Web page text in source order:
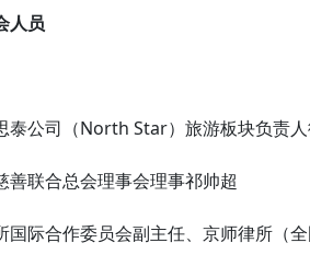
人员
泰公司（North Star）旅游板块负责
善联合总会理事会理事祁帅超
国际合作委员会副主任、京师律所（